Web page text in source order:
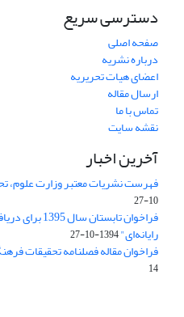
دسترسی سریع
صفحه اصلی
درباره نشریه
اعضای هیات تحریریه
ارسال مقاله
تماس با ما
نقشه سایت
آخرین اخبار
فهرست نشریات معتبر وزارت علوم،
10-27
فراخوان
رایانه‌ای"1394-10-27
فراخوان مقاله فصلنامه تحقیقات فرهنگی
14